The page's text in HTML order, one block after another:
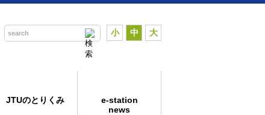
小 中 大
JTUのとりくみ
e-station
news